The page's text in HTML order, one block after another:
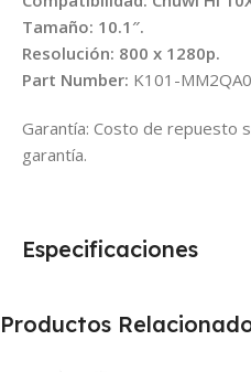
Tamaño: 10.1″.
Resolución: 800 x 1280p.
Part Number: K101-
Garantía: Costo de repuesto
garantía.
Especificaciones
Productos